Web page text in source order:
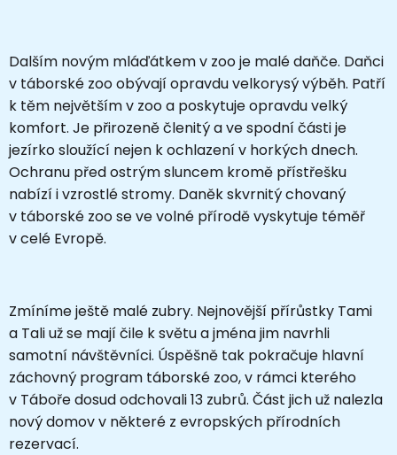
Dalším novým mláďátkem v zoo je malé daňče. Daňci
v táborské zoo obývají opravdu velkorysý výběh. Patří
k těm největším v zoo a poskytuje opravdu velký
komfort. Je přirozeně členitý a ve spodní části je
jezírko sloužící nejen k ochlazení v horkých dnech.
Ochranu před ostrým sluncem kromě přístřešku
nabízí i vzrostlé stromy. Daněk skvrnitý chovaný
v táborské zoo se ve volné přírodě vyskytuje téměř
v celé Evropě.
Zmíníme ještě malé zubry. Nejnovější přírůstky Tami
a Tali už se mají čile k světu a jména jim navrhli
samotní návštěvníci. Úspěšně tak pokračuje hlavní
záchovný program táborské zoo, v rámci kterého
v Táboře dosud odchovali 13 zubrů. Část jich už nalezla
nový domov v některé z evropských přírodních
rezervací.